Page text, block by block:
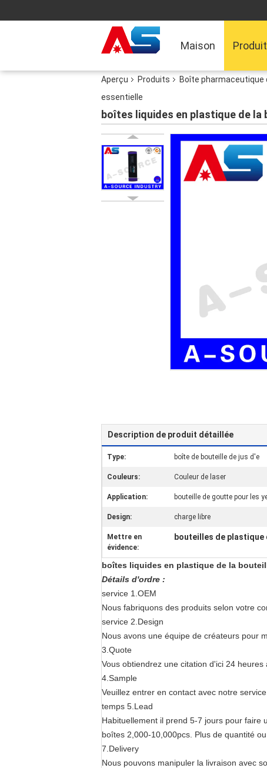
Maison
Aperçu Produits Boîte pharmaceutique
essentielle
boîtes liquides en plastique de
Description de produit détaillée
Type: boîte de bouteille de jus d'e
Couleurs: Couleur de laser
Application: bouteille de goutte pour les
Design: charge libre
Mettre en
évidence:
bouteilles de plastique
boîtes liquides en plastique de la
Détails d'ordre :
service 1.OEM
Nous fabriquons des produits selon votre
service 2.Design
Nous avons une équipe de créateurs pour
3.Quote
Vous obtiendrez une citation d'ici 24
4.Sample
Veuillez entrer en contact avec notre
temps 5.Lead
Habituellement il prend 5-7 jours pour faire
boîtes 2,000-10,000pcs. Plus de quantité
7.Delivery
Nous pouvons manipuler la livraison avec